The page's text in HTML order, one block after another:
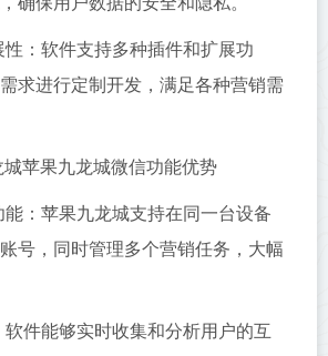
：软件支持多种插件和扩展功
求进行定制开发，满足各种营销需
苹果九龙城微信功能优势
：苹果九龙城支持在同一台设备
账号，同时管理多个营销任务，大幅
件能够实时收集和分析用户的互